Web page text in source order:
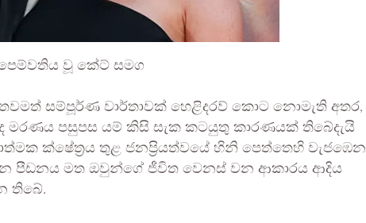
වූ කේට් සමග
සම්පූර්ණ වාර්තාවක් හෙළිදරව් කොට නොමැති අතර,
පසුපස යම් කිසි සැක කටයුතු කාරණයක් තිබේදැයි
ක්ෂේත්‍රය තුළ ජනප්‍රියත්වයේ හිනි පෙත්තෙහි වැජඹෙන
පීඩනය මත ඔවුන්ගේ ජීවිත වෙනස් වන ආකාරය ආදිය
තිබේ.